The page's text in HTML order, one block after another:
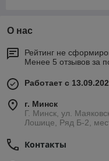
О нас
Рейтинг не
Менее 5 отзывов за
Работает с
г. Минск
Г. Минск, ул.
Лошице, Ряд Б-2,
Контакты